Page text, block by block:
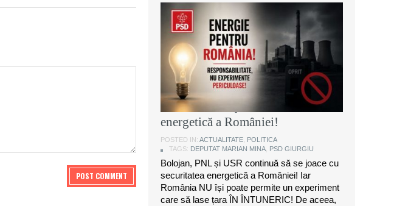
Marian Mina, deputat PSD de
Giurgiu: Bolojan, PNL și USR
continuă să se joace cu securitatea
energetică a României!
POSTED IN: ACTUALITATE POLITICA
TAGS: DEPUTAT MARIAN MINA PSD GIURGIU
Bolojan, PNL și USR continuă să se joace cu
securitatea energetică a României! Iar
România NU își poate permite un experiment
care să lase țara ÎN ÎNTUNERIC! De aceea,